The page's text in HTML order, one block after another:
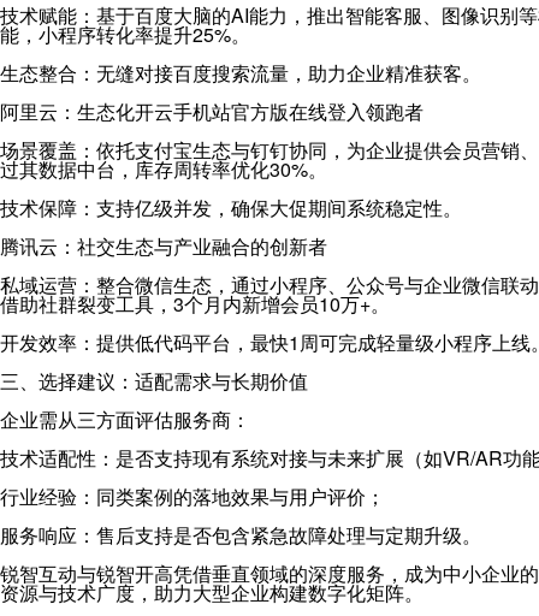
技术赋能：基于百度大脑的AI能力，推出智能客服、图像识别
能，小程序转化率提升25%。
生态整合：无缝对接百度搜索流量，助力企业精准获客。
阿里云：生态化开云手机站官方版在线登入领跑者
场景覆盖：依托支付宝生态与钉钉协同，为企业提供会员营销
过其数据中台，库存周转率优化30%。
技术保障：支持亿级并发，确保大促期间系统稳定性。
腾讯云：社交生态与产业融合的创新者
私域运营：整合微信生态，通过小程序、公众号与企业微信联
借助社群裂变工具，3个月内新增会员10万+。
开发效率：提供低代码平台，最快1周可完成轻量级小程序上线
三、选择建议：适配需求与长期价值
企业需从三方面评估服务商：
技术适配性：是否支持现有系统对接与未来扩展（如VR/AR功
行业经验：同类案例的落地效果与用户评价；
服务响应：售后支持是否包含紧急故障处理与定期升级。
锐智互动与锐智开高凭借垂直领域的深度服务，成为中小企业
资源与技术广度，助力大型企业构建数字化矩阵。